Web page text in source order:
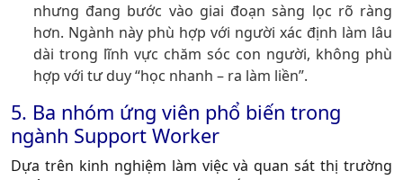
nhưng đang bước vào giai đoạn sàng lọc rõ ràng
hơn. Ngành này phù hợp với người xác định làm lâu
dài trong lĩnh vực chăm sóc con người, không phù
hợp với tư duy “học nhanh – ra làm liền”.
5. Ba nhóm ứng viên phổ biến trong
ngành Support Worker
Dựa trên kinh nghiệm làm việc và quan sát thị trường